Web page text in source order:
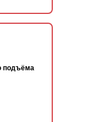
подъёма